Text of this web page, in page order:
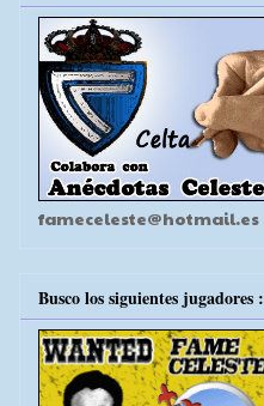
fameceleste@hotmail.es
Busco los siguientes jugadores :